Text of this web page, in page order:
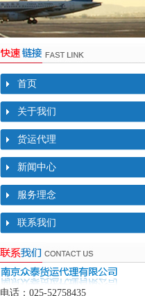
首页
关于我们
货运代理
新闻中心
服务理念
联系我们
电话：025-52758435